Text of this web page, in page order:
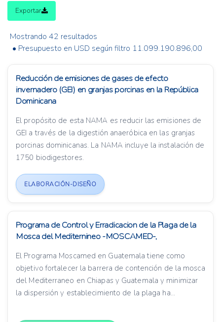
Exportar
Mostrando 42 resultados
• Presupuesto en USD según filtro 11.099.190.896,00
Reducción de emisiones de gases de efecto
invernadero (GEI) en granjas porcinas en la República
Dominicana
El propósito de esta NAMA es reducir las emisiones de
GEI a través de la digestión anaeróbica en las granjas
porcinas dominicanas. La NAMA incluye la instalación de
1750 biodigestores.
ELABORACIÓN-DISEÑO
Programa de Control y Erradicacion de la Plaga de la
Mosca del Mediternineo -MOSCAMED-,
El Programa Moscamed en Guatemala tiene como
objetivo fortalecer la barrera de contención de la mosca
del Mediterraneo en Chiapas y Guatemala y minimizar
la dispersión y establecimiento de la plaga ha...